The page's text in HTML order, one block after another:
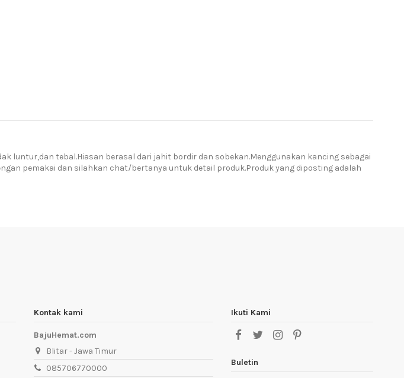
luntur,dan tebal.Hiasan berasal dari jahit bordir dan sobekan.Menggunakan kancing sebagai
pemakai dan silahkan chat/bertanya untuk detail produk.Produk yang diposting adalah
Kontak kami
BajuHemat.com
Blitar - Jawa Timur
085706770000
Ikuti Kami
Buletin